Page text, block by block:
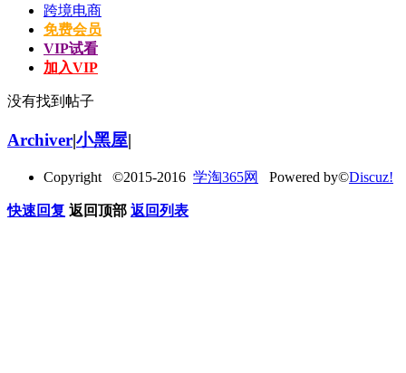
跨境电商
免费会员
VIP试看
加入VIP
没有找到帖子
Archiver|小黑屋|
Copyright ©2015-2016 学淘365网 Powered by©Discuz!
快速回复 返回顶部 返回列表